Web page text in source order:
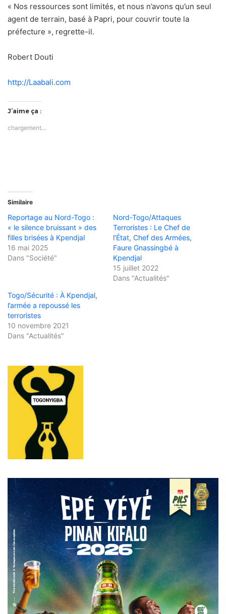
« Nos ressources sont limités, et nous n’avons qu’un seul
agent de terrain, basé à Papri, pour couvrir toute la
préfecture », regrette-il.
Robert Douti
http://Laabali.com
J’aime ça :
chargement…
Similaire
Reportage au Nord-Togo :
« le silence bruissant » des
filles brisées à Kpendjal
16 mai 2025
Dans "Société"
Nord-Togo/Attaques
Terroristes : Le Chef de
l’État, Chef des Armées,
Faure Gnassingbé à
Kpendjal
15 juillet 2022
Dans "Actualités"
Togo/Sécurité : À Kpendjal,
l’armée a repoussé les
terroristes
10 novembre 2021
Dans "Actualités"